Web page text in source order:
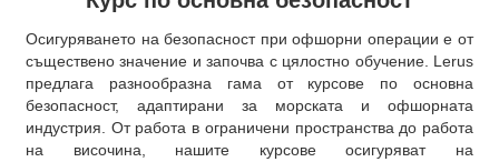
Осигуряването на безопасност при офшорни операции е от
съществено значение и започва с цялостно обучение. Lerus
предлага разнообразна гама от курсове по основна
безопасност, адаптирани за морската и офшорната
индустрия. От работа в ограничени пространства до работа
на височина, нашите курсове осигуряват на